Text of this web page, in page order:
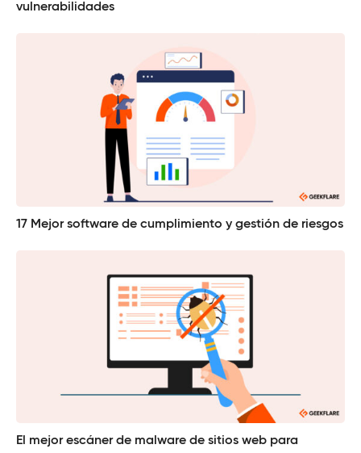
vulnerabilidades
17 Mejor software de cumplimiento y gestión de riesgos
El mejor escáner de malware de sitios web para